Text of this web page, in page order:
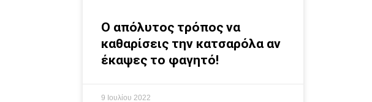
Ο απόλυτος τρόπος να
καθαρίσεις την κατσαρόλα αν
έκαψες το φαγητό!
9 Ιουλίου 2022